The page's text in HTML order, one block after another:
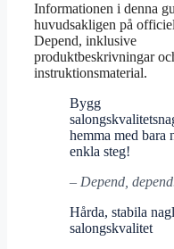
Informationen i denna
huvudsakligen på
Depend, inklusive
produktbeskrivningar
instruktionsmaterial.
Bygg
hemma med bara
enkla steg!
– Depend,
Hårda, stabila
salongskvalitet